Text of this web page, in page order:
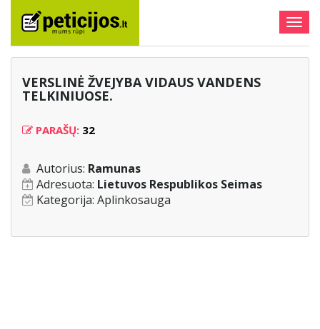
VERSLINĖ ŽVEJYBA VIDAUS VANDENS
TELKINIUOSE.
PARAŠŲ: 32
Autorius: Ramunas
Adresuota: Lietuvos Respublikos Seimas
Kategorija: Aplinkosauga